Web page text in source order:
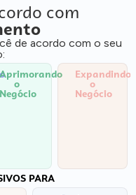
com
de acordo com o seu
Aprimorando
o
Negócio
Expandindo
o
Negócio
PARA